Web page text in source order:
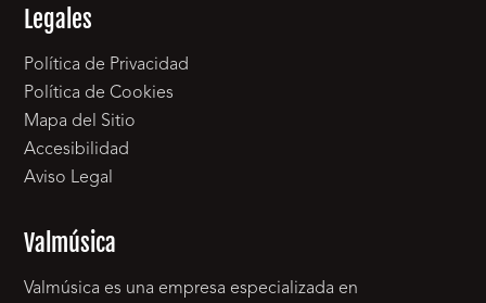
Legales
Política de Privacidad
Política de Cookies
Mapa del Sitio
Accesibilidad
Aviso Legal
Valmúsica
Valmúsica es una empresa especializada en